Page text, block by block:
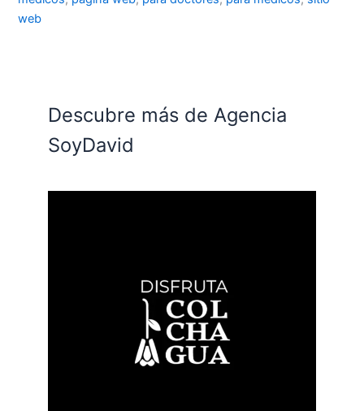
web
Descubre más de Agencia
SoyDavid